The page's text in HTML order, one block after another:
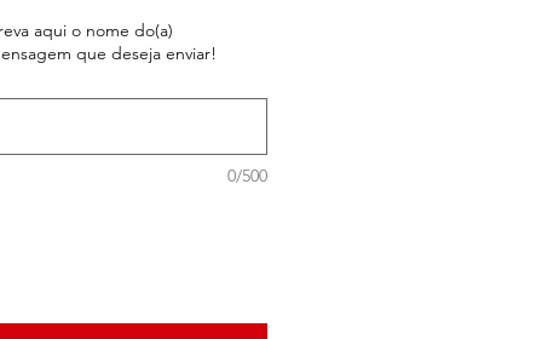
aqui o nome do(a)
que deseja enviar!
0/500